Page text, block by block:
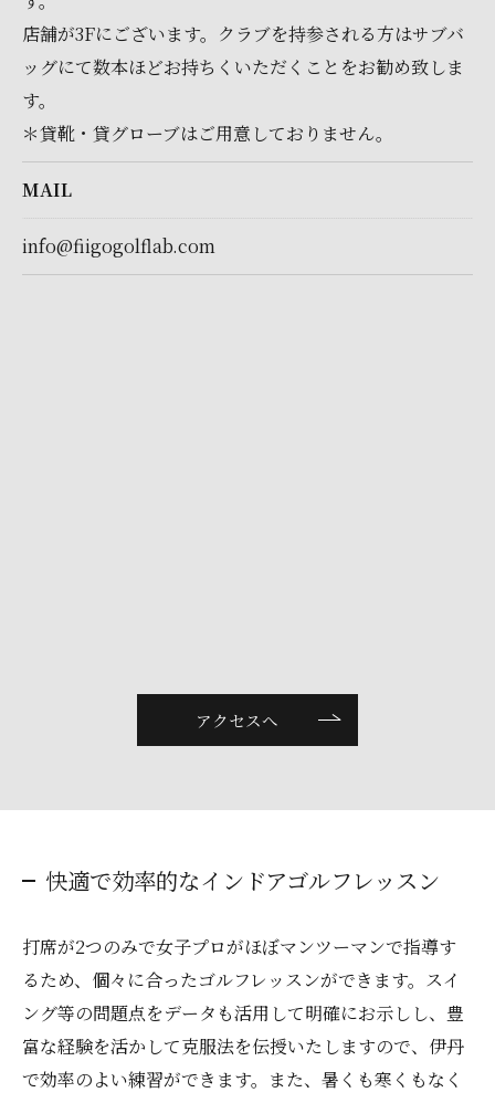
店舗が3Fにございます。クラブを持参される方はサブバ
ッグにて数本ほどお持ちくいただくことをお勧め致しま
す。
＊貸靴・貸グローブはご用意しておりません。
MAIL
info@fiigogolflab.com
アクセスへ
快適で効率的なインドアゴルフレッスン
打席が2つのみで女子プロがほぼマンツーマンで指導す
るため、個々に合ったゴルフレッスンができます。スイ
ング等の問題点をデータも活用して明確にお示しし、豊
富な経験を活かして克服法を伝授いたしますので、伊丹
で効率のよい練習ができます。また、暑くも寒くもなく